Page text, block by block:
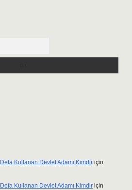
Kullanan Devlet Adamı Kimdir için
Kullanan Devlet Adamı Kimdir için